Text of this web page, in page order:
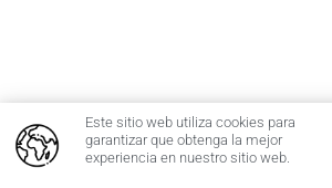
Inicio Cuenta
Este sitio web utiliza cookies para
garantizar que obtenga la mejor
experiencia en nuestro sitio web.